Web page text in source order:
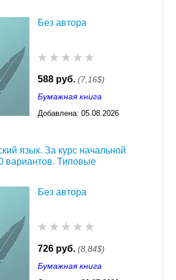
Без автора
588 руб. (7,16$)
Бумажная книга
Добавлена: 05.08.2026
язык. За курс начальной
вариантов. Типовые
Без автора
726 руб. (8,84$)
Бумажная книга